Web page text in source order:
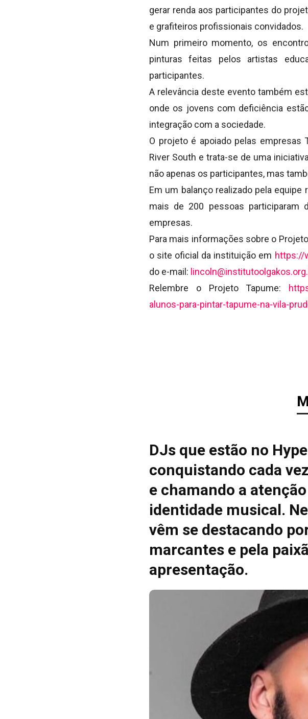
gerar renda aos participantes do
e grafiteiros profissionais convidados.
Num primeiro momento, os
pinturas feitas pelos artistas
participantes.
A relevância deste evento também
onde os jovens com deficiência
integração com a sociedade.
O projeto é apoiado pelas empresas
River South e trata-se de uma
não apenas os participantes, mas
Em um balanço realizado pela
mais de 200 pessoas participaram
empresas.
Para mais informações sobre o
o site oficial da instituição em https://
do e-mail:
Relembre o Projeto Tapume:
alunos-para-pintar-tapume-na-vila-
DJs que estão no
conquistando cada
e chamando a
identidade musical.
vêm se destacando
marcantes e pela
apresentação.